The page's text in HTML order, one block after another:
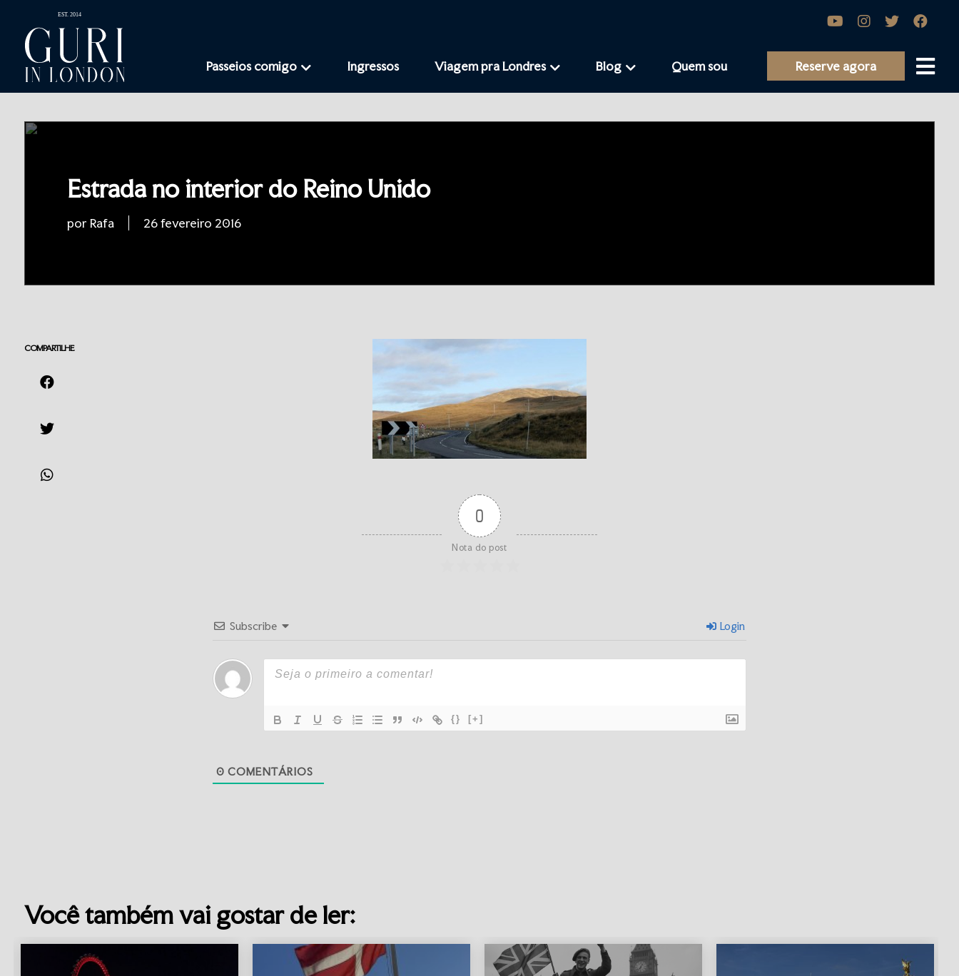
Passeios comigo Ingressos Viagem pra Londres Blog Quem sou Reserve agora
Estrada no interior do Reino Unido
por Rafa 26 fevereiro 2016
COMPARTILHE
0
Nota do post
Subscribe Login
{} [+]
0 COMENTÁRIOS
Você também vai gostar de ler: